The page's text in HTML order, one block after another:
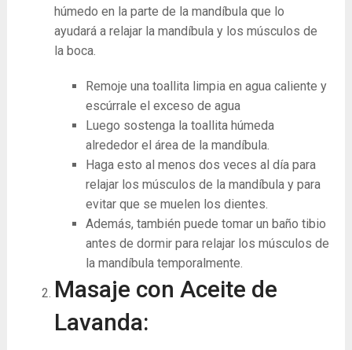
húmedo en la parte de la mandíbula que lo
ayudará a relajar la mandíbula y los músculos de
la boca.
Remoje una toallita limpia en agua caliente y
escúrrale el exceso de agua
Luego sostenga la toallita húmeda
alrededor el área de la mandíbula.
Haga esto al menos dos veces al día para
relajar los músculos de la mandíbula y para
evitar que se muelen los dientes.
Además, también puede tomar un baño tibio
antes de dormir para relajar los músculos de
la mandíbula temporalmente.
Masaje con Aceite de
Lavanda: